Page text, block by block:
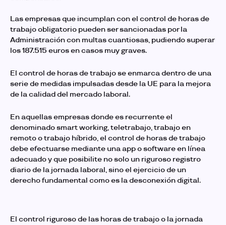
Las empresas que incumplan con el control de horas de
trabajoobligatorio pueden ser sancionadas por la
Administración con multas cuantiosas, pudiendo superar
los 187.515 euros en casos muy graves.
El control de horas de trabajo se enmarca dentro de una
serie de medidas impulsadas desde la UE para la mejora
de la calidad del mercado laboral.
En aquellas empresas donde es recurrente el
denominado smart working, teletrabajo, trabajo en
remoto o trabajo híbrido, el control de horas de trabajo
debe efectuarse mediante una app o software en línea
adecuado y que posibilite no solo un riguroso registro
diario de la jornada laboral, sino el ejercicio de un
derecho fundamental como es la desconexión digital.
El control riguroso de las horas de trabajoo la jornada